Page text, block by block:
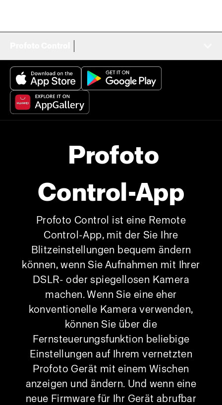
Profoto
Control-App
Profoto Control ist eine Remote
Control-App, mit der Sie Ihre
Blitzeinstellungen bequem ändern
können, wenn Sie Aufnahmen mit Ihrer
DSLR- oder spiegellosen Kamera
machen. Wenn Sie eine eher
konventionelle Kamera verwenden,
können Sie über die
Fernsteuerungsfunktion beliebige
Einstellungen auf Ihrem vernetzten
Profoto Gerät mit einem Wischen
anzeigen und ändern. Und wenn eine
neue Firmware für Ihr Gerät abrufbar